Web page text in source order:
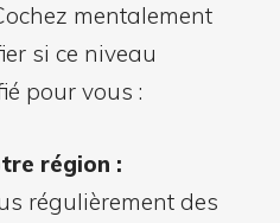
mentalement
si ce niveau
pour vous :
région :
régulièrement des